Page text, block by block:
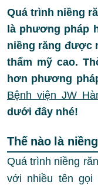
Quá trình niềng
là phương pháp
niềng răng được
thẩm mỹ cao.
hơn phương
Bệnh viện JW
dưới đây nhé!
Thế nào là
Quá trình niềng
với nhiều tên gọi